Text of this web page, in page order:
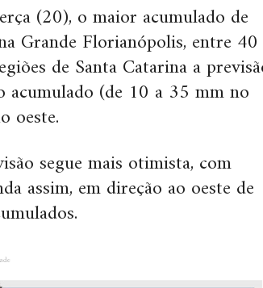
(20), o maior acumulado de
Grande Florianópolis, entre
de Santa Catarina a
(de 10 a 35 mm no
oeste.
segue mais otimista, com
assim, em direção ao oeste de